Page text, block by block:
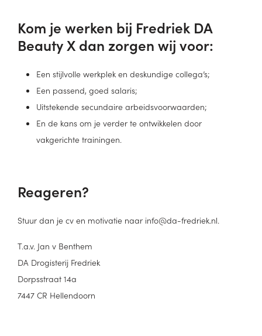
Kom je werken bij Fredriek DA
Beauty X dan zorgen wij voor:
Een stijlvolle werkplek en deskundige collega’s;
Een passend, goed salaris;
Uitstekende secundaire arbeidsvoorwaarden;
En de kans om je verder te ontwikkelen door
vakgerichte trainingen.
Reageren?
Stuur dan je cv en motivatie naar info@da-fredriek.nl.
T.a.v. Jan v Benthem
DA Drogisterij Fredriek
Dorpsstraat 14a
7447 CR Hellendoorn